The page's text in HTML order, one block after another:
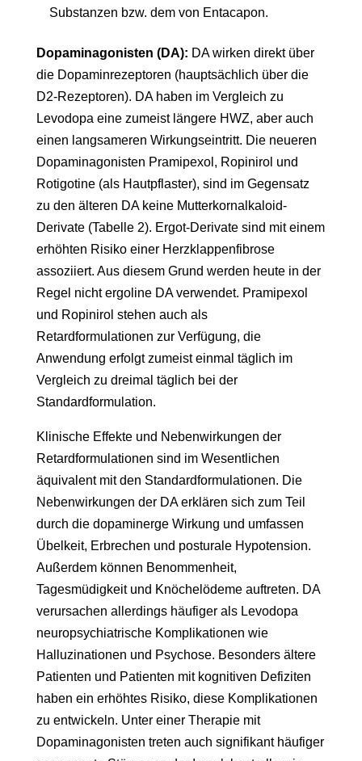
Substanzen bzw. dem von Entacapon.
Dopaminagonisten (DA): DA wirken direkt über
die Dopaminrezeptoren (hauptsächlich über die
D2-Rezeptoren). DA haben im Vergleich zu
Levodopa eine zumeist längere HWZ, aber auch
einen langsameren Wirkungseintritt. Die neueren
Dopaminagonisten Pramipexol, Ropinirol und
Rotigotine (als Hautpflaster), sind im Gegensatz
zu den älteren DA keine Mutterkornalkaloid-
Derivate (Tabelle 2). Ergot-Derivate sind mit einem
erhöhten Risiko einer Herzklappenfibrose
assoziiert. Aus diesem Grund werden heute in der
Regel nicht ergoline DA verwendet. Pramipexol
und Ropinirol stehen auch als
Retardformulationen zur Verfügung, die
Anwendung erfolgt zumeist einmal täglich im
Vergleich zu dreimal täglich bei der
Standardformulation.
Klinische Effekte und Nebenwirkungen der
Retardformulationen sind im Wesentlichen
äquivalent mit den Standardformulationen. Die
Nebenwirkungen der DA erklären sich zum Teil
durch die dopaminerge Wirkung und umfassen
Übelkeit, Erbrechen und posturale Hypotension.
Außerdem können Benommenheit,
Tagesmüdigkeit und Knöchelödeme auftreten. DA
verursachen allerdings häufiger als Levodopa
neuropsychiatrische Komplikationen wie
Halluzinationen und Psychose. Besonders ältere
Patienten und Patienten mit kognitiven Defiziten
haben ein erhöhtes Risiko, diese Komplikationen
zu entwickeln. Unter einer Therapie mit
Dopaminagonisten treten auch signifikant häufiger